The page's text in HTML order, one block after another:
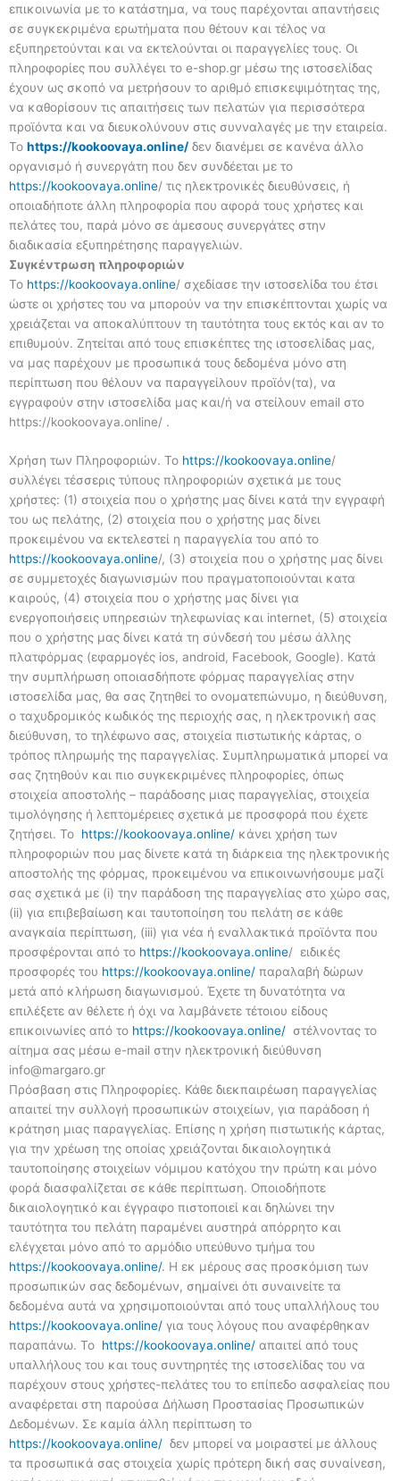
επικοινωνία με το κατάστημα, να τους παρέχονται απαντήσεις
σε συγκεκριμένα ερωτήματα που θέτουν και τέλος να
εξυπηρετούνται και να εκτελούνται οι παραγγελίες τους. Οι
πληροφορίες που συλλέγει το e-shop.gr μέσω της ιστοσελίδας
έχουν ως σκοπό να μετρήσουν το αριθμό επισκεψιμότητας της,
να καθορίσουν τις απαιτήσεις των πελατών για περισσότερα
προϊόντα και να διευκολύνουν στις συνναλαγές με την εταιρεία.
Το https://kookoovaya.online/ δεν διανέμει σε κανένα άλλο
οργανισμό ή συνεργάτη που δεν συνδέεται με το
https://kookoovaya.online/ τις ηλεκτρονικές διευθύνσεις, ή
οποιαδήποτε άλλη πληροφορία που αφορά τους χρήστες και
πελάτες του, παρά μόνο σε άμεσους συνεργάτες στην
διαδικασία εξυπηρέτησης παραγγελιών.
Συγκέντρωση πληροφοριών
Το https://kookoovaya.online/ σχεδίασε την ιστοσελίδα του έτσι
ώστε οι χρήστες του να μπορούν να την επισκέπτονται χωρίς να
χρειάζεται να αποκαλύπτουν τη ταυτότητα τους εκτός και αν το
επιθυμούν. Ζητείται από τους επισκέπτες της ιστοσελίδας μας,
να μας παρέχουν με προσωπικά τους δεδομένα μόνο στη
περίπτωση που θέλουν να παραγγείλουν προϊόν(τα), να
εγγραφούν στην ιστοσελίδα μας και/ή να στείλουν email στο
https://kookoovaya.online/ .
Χρήση των Πληροφοριών. Το https://kookoovaya.online/
συλλέγει τέσσερις τύπους πληροφοριών σχετικά με τους
χρήστες: (1) στοιχεία που ο χρήστης μας δίνει κατά την εγγραφή
του ως πελάτης, (2) στοιχεία που ο χρήστης μας δίνει
προκειμένου να εκτελεστεί η παραγγελία του από το
https://kookoovaya.online/, (3) στοιχεία που ο χρήστης μας δίνει
σε συμμετοχές διαγωνισμών που πραγματοποιούνται κατα
καιρούς, (4) στοιχεία που ο χρήστης μας δίνει για
ενεργοποιήσεις υπηρεσιών τηλεφωνίας και internet, (5) στοιχεία
που ο χρήστης μας δίνει κατά τη σύνδεσή του μέσω άλλης
πλατφόρμας (εφαρμογές ios, android, Facebook, Google). Κατά
την συμπλήρωση οποιασδήποτε φόρμας παραγγελίας στην
ιστοσελίδα μας, θα σας ζητηθεί το ονοματεπώνυμο, η διεύθυνση,
ο ταχυδρομικός κωδικός της περιοχής σας, η ηλεκτρονική σας
διεύθυνση, το τηλέφωνο σας, στοιχεία πιστωτικής κάρτας, ο
τρόπος πληρωμής της παραγγελίας. Συμπληρωματικά μπορεί να
σας ζητηθούν και πιο συγκεκριμένες πληροφορίες, όπως
στοιχεία αποστολής – παράδοσης μιας παραγγελίας, στοιχεία
τιμολόγησης ή λεπτομέρειες σχετικά με προσφορά που έχετε
ζητήσει. Το https://kookoovaya.online/ κάνει χρήση των
πληροφοριών που μας δίνετε κατά τη διάρκεια της ηλεκτρονικής
αποστολής της φόρμας, προκειμένου να επικοινωνήσουμε μαζί
σας σχετικά με (i) την παράδοση της παραγγελίας στο χώρο σας,
(ii) για επιβεβαίωση και ταυτοποίηση του πελάτη σε κάθε
αναγκαία περίπτωση, (iii) για νέα ή εναλλακτικά προϊόντα που
προσφέρονται από το https://kookoovaya.online/ ειδικές
προσφορές του https://kookoovaya.online/ παραλαβή δώρων
μετά από κλήρωση διαγωνισμού. Έχετε τη δυνατότητα να
επιλέξετε αν θέλετε ή όχι να λαμβάνετε τέτοιου είδους
επικοινωνίες από το https://kookoovaya.online/ στέλνοντας το
αίτημα σας μέσω e-mail στην ηλεκτρονική διεύθυνση
info@margaro.gr
Πρόσβαση στις Πληροφορίες. Κάθε διεκπαιρέωση παραγγελίας
απαιτεί την συλλογή προσωπικών στοιχείων, για παράδοση ή
κράτηση μιας παραγγελίας. Επίσης η χρήση πιστωτικής κάρτας,
για την χρέωση της οποίας χρειάζονται δικαιολογητικά
ταυτοποίησης στοιχείων νόμιμου κατόχου την πρώτη και μόνο
φορά διασφαλίζεται σε κάθε περίπτωση. Οποιοδήποτε
δικαιολογητικό και έγγραφο πιστοποιεί και δηλώνει την
ταυτότητα του πελάτη παραμένει αυστηρά απόρρητο και
ελέγχεται μόνο από το αρμόδιο υπεύθυνο τμήμα του
https://kookoovaya.online/. Η εκ μέρους σας προσκόμιση των
προσωπικών σας δεδομένων, σημαίνει ότι συναινείτε τα
δεδομένα αυτά να χρησιμοποιούνται από τους υπαλλήλους του
https://kookoovaya.online/ για τους λόγους που αναφέρθηκαν
παραπάνω. Το https://kookoovaya.online/ απαιτεί από τους
υπαλλήλους του και τους συντηρητές της ιστοσελίδας του να
παρέχουν στους χρήστες-πελάτες του το επίπεδο ασφαλείας που
αναφέρεται στη παρούσα Δήλωση Προστασίας Προσωπικών
Δεδομένων. Σε καμία άλλη περίπτωση το
https://kookoovaya.online/ δεν μπορεί να μοιραστεί με άλλους
τα προσωπικά σας στοιχεία χωρίς πρότερη δική σας συναίνεση,